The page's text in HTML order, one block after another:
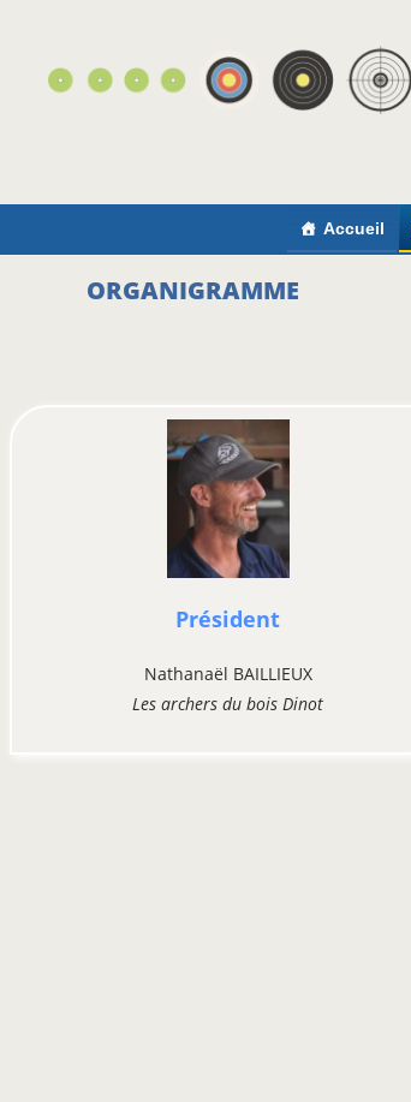
Accueil
ORGANIGRAMME
Président
Nathanaël BAILLIEUX
Les archers du bois Dinot